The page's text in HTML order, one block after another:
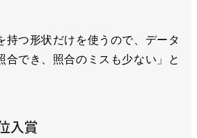
つ形状だけを使うので、データ
合でき、照合のミスも少ない」と
入賞